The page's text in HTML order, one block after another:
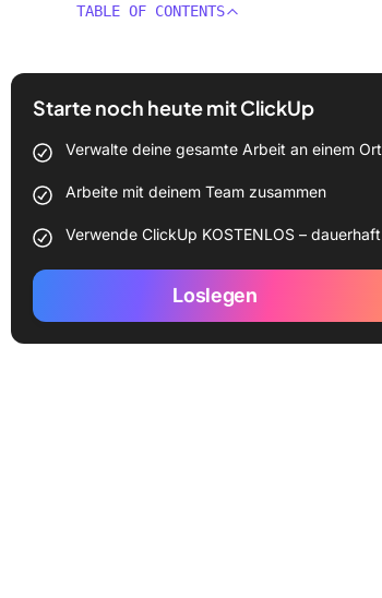
TABLE OF CONTENTS
Starte noch heute mit ClickUp
Verwalte deine gesamte Arbeit an einem Ort
Arbeite mit deinem Team zusammen
Verwende ClickUp KOSTENLOS – dauerhaft
Loslegen